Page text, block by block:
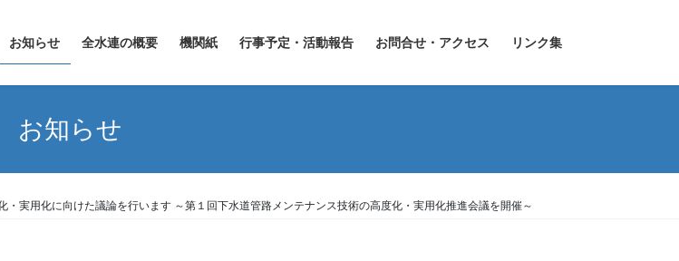
お知らせ 全水連の概要 機関紙 行事予定・活動報告 お問合せ・アクセス リンク集
お知らせ
実用化に向けた議論を行います ～第１回下水道管路メンテナンス技術の高度化・実用化推進会議を開催～